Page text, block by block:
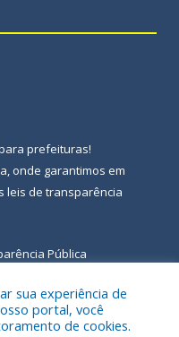
prefeituras!
onde garantimos em
leis de transparência
Pública
sua experiência de
portal, você
de cookies.